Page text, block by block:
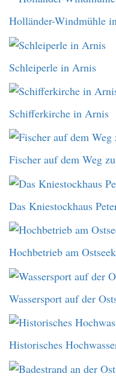
Holländer-Windmühle
Schleiperle in Arnis
Schifferkirche in Arnis
Fischer auf dem Weg
Das Kniestockhaus
Hochbetrieb am
Wassersport auf der
Historisches